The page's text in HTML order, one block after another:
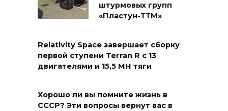
штурмовых групп
«Пластун-ТТМ»
Relativity Space завершает сборку
первой ступени Terran R с 13
двигателями и 15,5 МН тяги
Хорошо ли вы помните жизнь в
СССР? Эти вопросы вернут вас в